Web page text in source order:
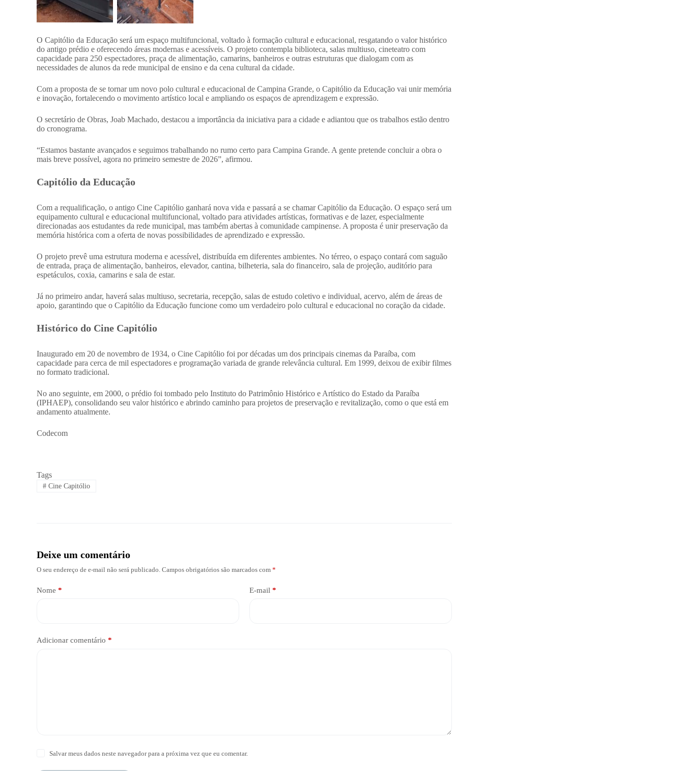
O Capitólio da Educação será um espaço multifuncional, voltado à formação cultural e educacional, resgatando o valor histórico
do antigo prédio e oferecendo áreas modernas e acessíveis. O projeto contempla biblioteca, salas multiuso, cineteatro com
capacidade para 250 espectadores, praça de alimentação, camarins, banheiros e outras estruturas que dialogam com as
necessidades de alunos da rede municipal de ensino e da cena cultural da cidade.
Com a proposta de se tornar um novo polo cultural e educacional de Campina Grande, o Capitólio da Educação vai unir memória
e inovação, fortalecendo o movimento artístico local e ampliando os espaços de aprendizagem e expressão.
O secretário de Obras, Joab Machado, destacou a importância da iniciativa para a cidade e adiantou que os trabalhos estão dentro
do cronograma.
“Estamos bastante avançados e seguimos trabalhando no rumo certo para Campina Grande. A gente pretende concluir a obra o
mais breve possível, agora no primeiro semestre de 2026”, afirmou.
Capitólio da Educação
Com a requalificação, o antigo Cine Capitólio ganhará nova vida e passará a se chamar Capitólio da Educação. O espaço será um
equipamento cultural e educacional multifuncional, voltado para atividades artísticas, formativas e de lazer, especialmente
direcionadas aos estudantes da rede municipal, mas também abertas à comunidade campinense. A proposta é unir preservação da
memória histórica com a oferta de novas possibilidades de aprendizado e expressão.
O projeto prevê uma estrutura moderna e acessível, distribuída em diferentes ambientes. No térreo, o espaço contará com saguão
de entrada, praça de alimentação, banheiros, elevador, cantina, bilheteria, sala do financeiro, sala de projeção, auditório para
espetáculos, coxia, camarins e sala de estar.
Já no primeiro andar, haverá salas multiuso, secretaria, recepção, salas de estudo coletivo e individual, acervo, além de áreas de
apoio, garantindo que o Capitólio da Educação funcione como um verdadeiro polo cultural e educacional no coração da cidade.
Histórico do Cine Capitólio
Inaugurado em 20 de novembro de 1934, o Cine Capitólio foi por décadas um dos principais cinemas da Paraíba, com
capacidade para cerca de mil espectadores e programação variada de grande relevância cultural. Em 1999, deixou de exibir filmes
no formato tradicional.
No ano seguinte, em 2000, o prédio foi tombado pelo Instituto do Patrimônio Histórico e Artístico do Estado da Paraíba
(IPHAEP), consolidando seu valor histórico e abrindo caminho para projetos de preservação e revitalização, como o que está em
andamento atualmente.
Codecom
Tags
#Cine Capitólio
Deixe um comentário
O seu endereço de e-mail não será publicado. Campos obrigatórios são marcados com *
Nome * E-mail *
Adicionar comentário *
Salvar meus dados neste navegador para a próxima vez que eu comentar.